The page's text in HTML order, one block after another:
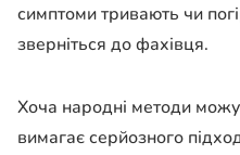
симптоми тривають чи
зверніться до фахівця.
Хоча народні методи
вимагає серйозного